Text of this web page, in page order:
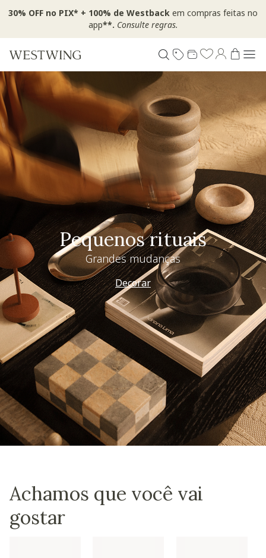
30% OFF no PIX* + 100% de Westback em compras feitas no
app**. Consulte regras.
Pequenos rituais
Grandes mudanças
Decorar
Achamos que você vai
gostar